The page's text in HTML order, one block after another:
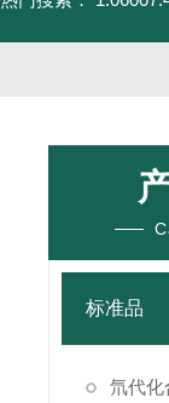
标准品
氘代化